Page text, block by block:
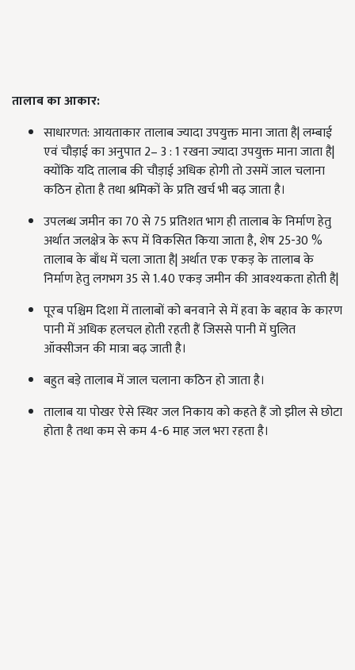
तालाब का आकार:
साधारणत: आयताकार तालाब ज्यादा उपयुक्त माना जाता है| लम्बाई
एवं चौड़ाई का अनुपात 2– 3 : 1 रखना ज्यादा उपयुक्त माना जाता है|
क्योंकि यदि तालाब की चौड़ाई अधिक होगी तो उसमें जाल चलाना
कठिन होता है तथा श्रमिकों के प्रति खर्च भी बढ़ जाता है।
उपलब्ध जमीन का 70 से 75 प्रतिशत भाग ही तालाब के निर्माण हेतु
अर्थात जलक्षेत्र के रूप में विकसित किया जाता है, शेष 25-30 %
तालाब के बाँध में चला जाता है| अर्थात एक एकड़ के तालाब के
निर्माण हेतु लगभग 35 से 1.40 एकड़ जमीन की आवश्यकता होती है|
पूरब पश्चिम दिशा में तालाबों को बनवाने से में हवा के बहाव के कारण
पानी में अधिक हलचल होती रहती हैं जिससे पानी में घुलित
ऑक्सीजन की मात्रा बढ़ जाती है।
बहुत बड़े तालाब में जाल चलाना कठिन हो जाता है।
तालाब या पोखर ऐसे स्थिर जल निकाय को कहते हैं जो झील से छोटा
होता है तथा कम से कम 4-6 माह जल भरा रहता है।